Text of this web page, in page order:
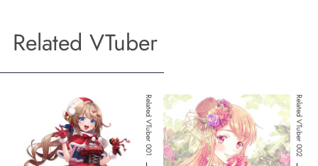
Related VTuber
Related VTuber 001 Related VTuber 002